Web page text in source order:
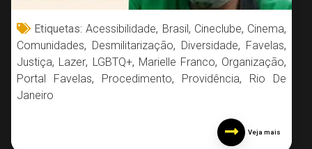
Etiquetas:Acessibilidade, Brasil, Cineclube, Cinema,
Comunidades, Desmilitarização, Diversidade, Favelas,
Justiça, Lazer, LGBTQ+, Marielle Franco, Organização,
Portal Favelas, Procedimento, Providência, Rio De
Janeiro
Veja mais